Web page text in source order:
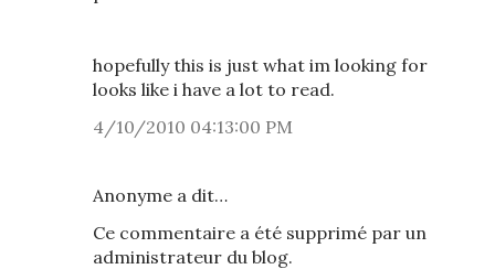
hopefully this is just what im looking for
looks like i have a lot to read.
4/10/2010 04:13:00 PM
Anonyme a dit…
Ce commentaire a été supprimé par un
administrateur du blog.